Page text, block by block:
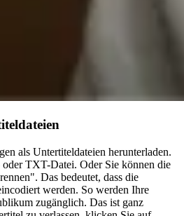
als Untertiteldateien herunterladen.
oder TXT-Datei. Oder Sie können die
Das bedeutet, dass die
werden. So werden Ihre
zugänglich. Das ist ganz